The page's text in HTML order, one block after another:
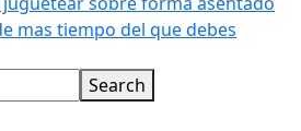
mas tiempo del que debes
Search